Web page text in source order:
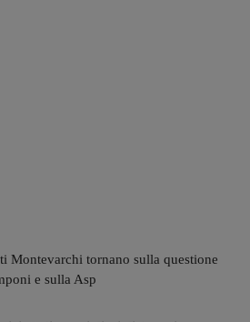
Montevarchi tornano sulla questione
e sulla Asp